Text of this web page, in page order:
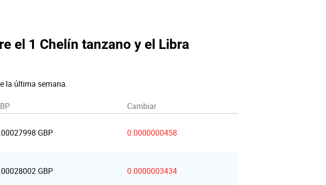
el 1 Chelín tanzano y el Libra
la última semana.
Cambiar
GBP 0.0000000458
GBP 0.0000003434